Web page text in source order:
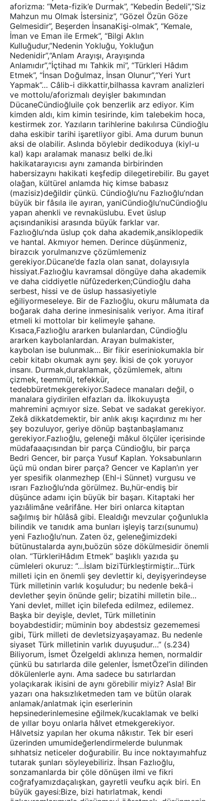
aforizma: “Meta-fizik’e Durmak”, “Kebedin Bedeli”,“Siz
Mahzun mu Olmak İstersiniz”, “Gözel Özün Göze
Gelmesidir”, Beşerden İnsanaKişi-olmak”, “Kemale,
İman ve Eman ile Ermek”, “Bilgi Aklın
Kulluğudur,”Nedenin Yokluğu, Yokluğun
Nedenidir”,“Anlam Arayışı, Arayışında
Anlamıdır”,“İçtihad mı Tahkik mi”, “Türkleri Hâdım
Etmek”, “İnsan Doğulmaz, İnsan Olunur”,“Yeri Yurt
Yapmak”… Câlib-i dikkattir,bilhassa kavram analizleri
ve mottolu/aforizmalı deyişler bakımından
DücaneCündioğluile çok benzerlik arz ediyor. Kim
kimden aldı, kim kimin tesirinde, kim talebekim hoca,
kestirmek zor. Yazıların tarihlerine bakılırsa Cündioğlu
daha eskibir tarihi işaretliyor gibi. Ama durum bunun
aksi de olabilir. Aslında böylebir dedikoduya (kiyl-u
kal) kapı aralamak manasız belki de.İki
hakikatarayıcısı aynı zamanda birbirinden
habersizaynı hakikati keşfedip dilegetirebilir. Bu gayet
olağan, kültürel anlamda hiç kimse babasız
(mazisiz)değildir çünkü. Cündioğlu’nu Fazlıoğlu’ndan
büyük bir fâsıla ile ayıran, yaniCündioğlu’nuCündioğlu
yapan ahenkli ve revnaküslubu. Evet üslup
açısındanikisi arasında büyük farklar var.
Fazlıoğlu’nda üslup çok daha akademik,ansiklopedik
ve hantal. Akmıyor hemen. Derince düşünmeniz,
birazcık yorulmanızve çözümlemeniz
gerekiyor.Dücane’de fazla olan sanat, dolayısıyla
hissiyat.Fazlıoğlu kavramsal döngüye daha akademik
ve daha ciddiyetle nüfûzederken;Cündioğlu daha
serbest, hissi ve de üslup hassasiyetiyle
eğiliyormeseleye. Bir de Fazlıoğlu, okuru mâlumata da
boğarak daha derine inmesinisalık veriyor. Ama itiraf
etmeli ki mottolar bir kelimeyle şahane.
Kısaca,Fazlıoğlu ararken bulanlardan, Cündioğlu
ararken kaybolanlardan. Arayan bulmakister,
kaybolan ise bulunmak… Bir fikir eseriniokumakla bir
cebir kitabı okumak aynı şey. İkisi de çok yoruyor
insanı. Durmak,duraklamak, çözümlemek, altını
çizmek, teemmül, tefekkür,
tedebbüretmekgerekiyor.Sadece manaları değil, o
manalara giydirilen elfazları da. İlkokuyuşta
mahremini açmıyor size. Sebat ve sadakat gerekiyor.
Zekâ dikkatdemektir, bir anlık akışı kaçırdınız mı her
şey bozuluyor, geriye dönüp baştanbaşlamanız
gerekiyor.Fazlıoğlu, geleneği mâkul ölçüler içerisinde
müdafaaaçısından bir parça Cündioğlu, bir parça
Bedri Gencer, bir parça Yusuf Kaplan. Yoksabunların
üçü mü ondan birer parça? Gencer ve Kaplan’ın yer
yer spesifik olanmezhep (Ehl-i Sünnet) vurgusu ve
ısrarı Fazlıoğlu’nda görülmez. Bu,hür-endiş bir
düşünce adamı için büyük bir başarı. Kitaptaki her
yazıâlimâne veârifâne. Her biri onlarca kitaptan
sağılmış bir hûlâsâ gibi. Elealdığı mevzular çoğunlukla
bilindik ve tanıdık ama bunları işleyiş tarzı(sunumu)
yeni Fazlıoğlu’nun. Zaten öz, geleneğimizdeki
bütünustalarda aynı,buözün söze dökülmesidir önemli
olan. “TürkleriHâdım Etmek” başlıklı yazıda şu
cümleleri okuruz: “…İslam biziTürkleştirmiştir…Türk
milleti için en önemli şey devlettir ki, deyişyerindeyse
Türk milletinin varlık koşuludur; bu nedenle bekâ-i
devlether şeyin önünde gelir; bizatihi milletin bile…
Yani devlet, millet için bilefeda edilmez, edilemez.
Başka bir deyişle, devlet, Türk milletinin
boyabdestidir; müminin boy abdestsiz gezememesi
gibi, Türk milleti de devletsizyaşayamaz. Bu nedenle
siyaset Türk milletinin varlık duyuşudur…” (s.234)
Biliyorum, İsmet Özelgeldi aklınıza hemen, normaldir
çünkü bu satırlarda dile gelenler, İsmetÖzel’in dilinden
dökülenlerle aynı. Ama sadece bu satırlardan
yolaçıkarak ikisini de aynı görebilir miyiz? Asla! Bir
yazarı ona haksızlıketmeden tam ve bütün olarak
anlamak/anlatmak için eserlerinin
hepsinederinlemesine eğilmek/kucaklamak ve belki
de yıllar boyu onlarla hâlvet etmekgerekiyor.
Hâlvetsiz yapılan her okuma nâkıstır. Tek bir eseri
üzerinden umumideğerlendirmelerde bulunmak
sıhhatsiz neticeler doğurabilir. Bu ince noktayımahfuz
tutarak şunları söyleyebiliriz. İhsan Fazlıoğlu,
sonzamanlarda bir çöle dönüşen ilmi ve fikri
coğrafyamızdaçalışkan, gayretli veufku açık biri. En
büyük gayesi:Bize, bizi hatırlatmak, kendi